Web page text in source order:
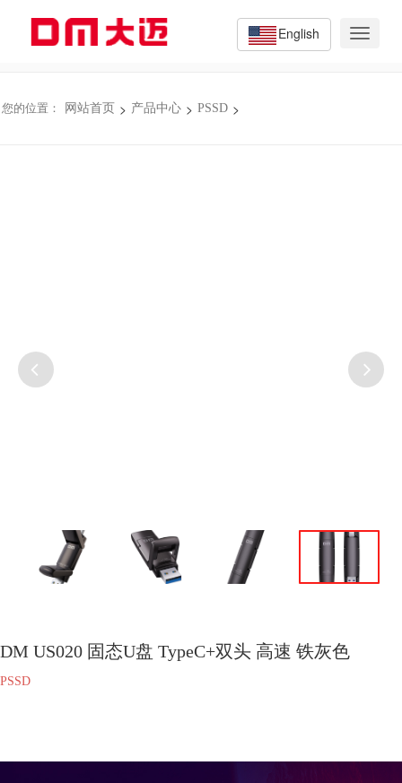
Toggle
English
您的位置： 网站首页 > 产品中心 > PSSD >
DM US020 固态U盘 TypeC+双头 高速 铁灰色
PSSD